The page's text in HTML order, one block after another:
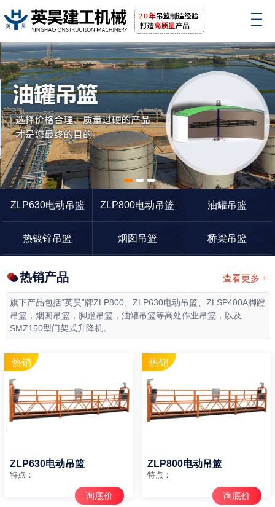
1 2 3
ZLP630电动吊篮
ZLP800电动吊篮 油罐吊篮
热镀锌吊篮 烟囱吊篮 桥梁吊篮
查看更多 +
热销产品
旗下产品包括“英昊”牌ZLP800、ZLP630电动吊篮、ZLSP400A脚蹬
吊篮，烟囱吊篮，脚蹬吊篮，油罐吊篮等高处作业吊篮，以及
SMZ150型门架式升降机。
ZLP630电动吊篮
特点：
询底价
ZLP800电动吊篮
特点：
询底价